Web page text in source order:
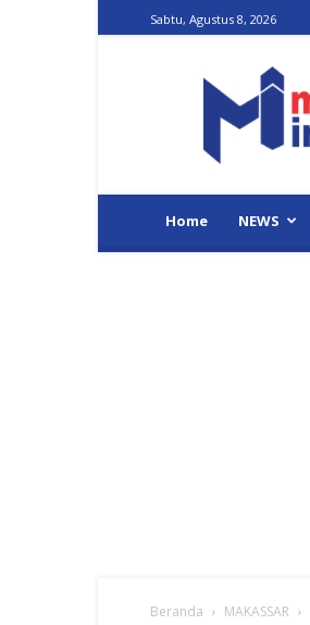
Sabtu, Agustus 8, 2026
Home NEWS
Beranda MAKASSAR